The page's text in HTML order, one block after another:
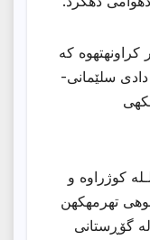
كراونهتهوه كه
سلێمانی-
كوژراوه و
تهرمهكهن
گۆڕستانی